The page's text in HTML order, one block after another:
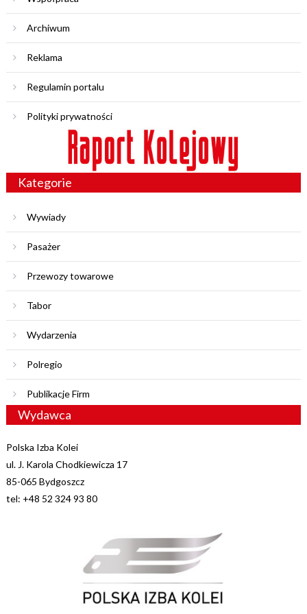
Archiwum
Reklama
Regulamin portalu
Polityki prywatności
Kategorie
Wywiady
Pasażer
Przewozy towarowe
Tabor
Wydarzenia
Polregio
Publikacje Firm
Wydawca
Polska Izba Kolei
ul. J. Karola Chodkiewicza 17
85-065 Bydgoszcz
tel: +48 52 324 93 80